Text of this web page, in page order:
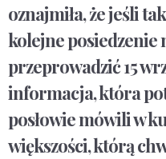
oznajmiła, że jeśli
kolejne posiedzenie
przeprowadzić 15
informacja, która
posłowie mówili w
większości, którą